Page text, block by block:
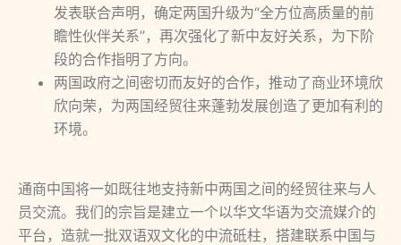
发表联合声明，确定两国升级为“全方位高质量的前
瞻性伙伴关系”，再次强化了新中友好关系，为下阶
段的合作指明了方向。
两国政府之间密切而友好的合作，推动了商业环境欣
欣向荣，为两国经贸往来蓬勃发展创造了更加有利的
环境。
通商中国将一如既往地支持新中两国之间的经贸往来与人
员交流。我们的宗旨是建立一个以华文华语为交流媒介的
平台，造就一批双语双文化的中流砥柱，搭建联系中国与